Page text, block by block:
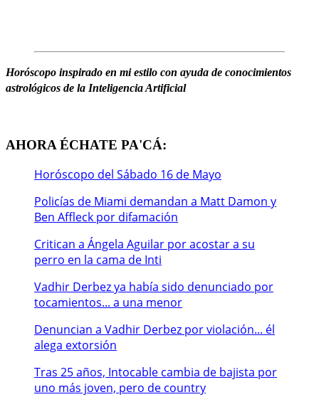
Horóscopo inspirado en mi estilo con ayuda de conocimientos
astrológicos de la Inteligencia Artificial
AHORA ÉCHATE PA'CÁ:
Horóscopo del Sábado 16 de Mayo
Policías de Miami demandan a Matt Damon y
Ben Affleck por difamación
Critican a Ángela Aguilar por acostar a su
perro en la cama de Inti
Vadhir Derbez ya había sido denunciado por
tocamientos... a una menor
Denuncian a Vadhir Derbez por violación... él
alega extorsión
Tras 25 años, Intocable cambia de bajista por
uno más joven, pero de country